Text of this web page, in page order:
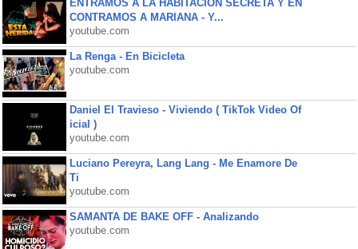
ENTRAMOS A LA HABITACIÓN SECRETA Y EN
CONTRAMOS A MARIANA - Y...
youtube.com
La Renga - En Bicicleta
youtube.com
Daniel El Travieso - Viviendo ( TikTok Video Of
icial )
youtube.com
Luciano Pereyra, Lang Lang - Me Enamore De
Ti
youtube.com
SAMANTA DE BAKE OFF - Analizando
youtube.com